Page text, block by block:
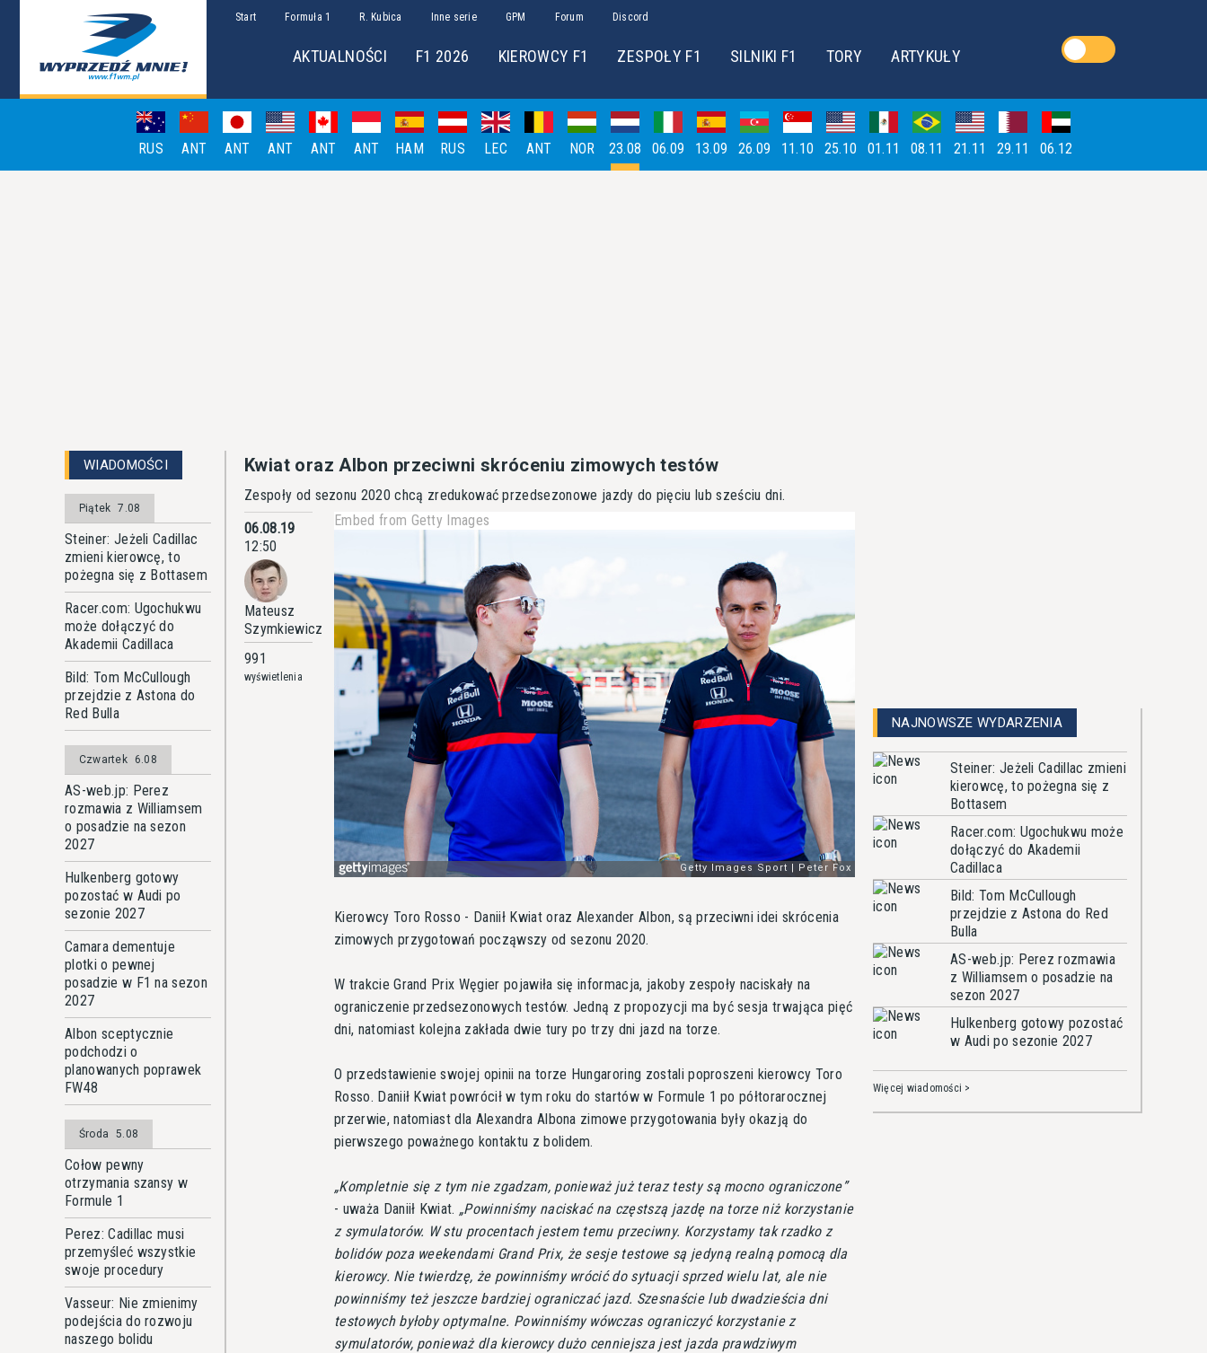
Start Formuła 1 R. Kubica Inne serie GPM Forum Discord
AKTUALNOŚCI F1 2026 KIEROWCY F1 ZESPOŁY F1 SILNIKI F1 TORY ARTYKUŁY
RUS ANT ANT ANT ANT ANT HAM RUS LEC ANT NOR 23.08 06.09 13.09 26.09 11.10 25.10 01.11 08.11 21.11 29.11 06.12
WIADOMOŚCI
Piątek 7.08
Steiner: Jeżeli Cadillac
zmieni kierowcę, to
pożegna się z Bottasem
Racer.com: Ugochukwu
może dołączyć do
Akademii Cadillaca
Bild: Tom McCullough
przejdzie z Astona do
Red Bulla
Czwartek 6.08
AS-web.jp: Perez
rozmawia z Williamsem
o posadzie na sezon
2027
Hulkenberg gotowy
pozostać w Audi po
sezonie 2027
Camara dementuje
plotki o pewnej
posadzie w F1 na sezon
2027
Albon sceptycznie
podchodzi o
planowanych poprawek
FW48
Środa 5.08
Cołow pewny
otrzymania szansy w
Formule 1
Perez: Cadillac musi
przemyśleć wszystkie
swoje procedury
Vasseur: Nie zmienimy
podejścia do rozwoju
naszego bolidu
Kwiat oraz Albon przeciwni skróceniu zimowych testów
Zespoły od sezonu 2020 chcą zredukować przedsezonowe jazdy do pięciu lub sześciu dni.
06.08.19
12:50
Mateusz
Szymkiewicz
991
wyświetlenia
Embed from Getty Images
Kierowcy Toro Rosso - Daniił Kwiat oraz Alexander Albon, są przeciwni idei skrócenia
zimowych przygotowań począwszy od sezonu 2020.
W trakcie Grand Prix Węgier pojawiła się informacja, jakoby zespoły naciskały na
ograniczenie przedsezonowych testów. Jedną z propozycji ma być sesja trwająca pięć
dni, natomiast kolejna zakłada dwie tury po trzy dni jazd na torze.
O przedstawienie swojej opinii na torze Hungaroring zostali poproszeni kierowcy Toro
Rosso. Daniił Kwiat powrócił w tym roku do startów w Formule 1 po półtorarocznej
przerwie, natomiast dla Alexandra Albona zimowe przygotowania były okazją do
pierwszego poważnego kontaktu z bolidem.
Kompletnie się z tym nie zgadzam, ponieważ już teraz testy są mocno ograniczone
- uważa Daniił Kwiat.
Powinniśmy naciskać na częstszą jazdę na torze niż korzystanie
z symulatorów. W stu procentach jestem temu przeciwny. Korzystamy tak rzadko z
bolidów poza weekendami Grand Prix, że sesje testowe są jedyną realną pomocą dla
kierowcy. Nie twierdzę, że powinniśmy wrócić do sytuacji sprzed wielu lat, ale nie
powinniśmy też jeszcze bardziej ograniczać jazd. Szesnaście lub dwadzieścia dni
testowych byłoby optymalne. Powinniśmy wówczas ograniczyć korzystanie z
symulatorów, ponieważ dla kierowcy dużo cenniejsza jest jazda prawdziwym
NAJNOWSZE WYDARZENIA
Steiner: Jeżeli Cadillac zmieni
kierowcę, to pożegna się z
Bottasem
Racer.com: Ugochukwu może
dołączyć do Akademii
Cadillaca
Bild: Tom McCullough
przejdzie z Astona do Red
Bulla
AS-web.jp: Perez rozmawia
z Williamsem o posadzie na
sezon 2027
Hulkenberg gotowy pozostać
w Audi po sezonie 2027
Więcej wiadomości >